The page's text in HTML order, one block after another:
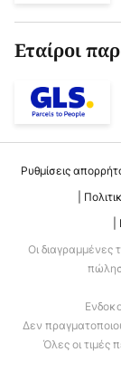
Εταίροι
Ρυθμίσεις
Οι διαγραμμένες
Δεν
Όλες οι τιμές